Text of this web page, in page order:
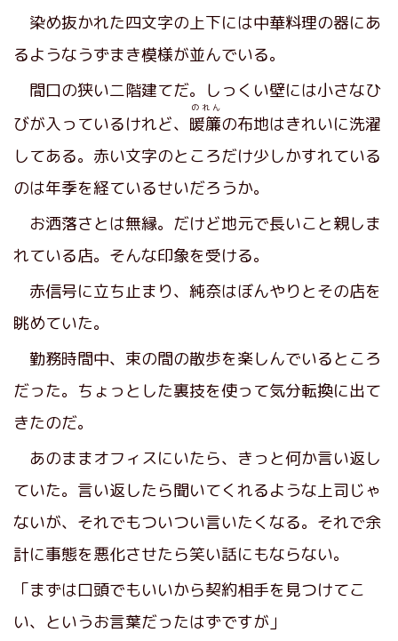
染め抜かれた四文字の上下には中華料理の器にあ
るようなうずまき模様が並んでいる。
間口の狭い二階建てだ。しっくい壁には小さなひ
びが入っているけれど、 暖簾
のれん
の布地はきれいに洗濯
してある。赤い文字のところだけ少しかすれている
のは年季を経ているせいだろうか。
お洒落さとは無縁。だけど地元で長いこと親しま
れている店。そんな印象を受ける。
赤信号に立ち止まり、純奈はぼんやりとその店を
眺めていた。
勤務時間中、束の間の散歩を楽しんでいるところ
だった。ちょっとした裏技を使って気分転換に出て
きたのだ。
あのままオフィスにいたら、きっと何か言い返し
ていた。言い返したら聞いてくれるような上司じゃ
ないが、それでもついつい言いたくなる。それで余
計に事態を悪化させたら笑い話にもならない。
「まずは口頭でもいいから契約相手を見つけてこ
い、というお言葉だったはずですが」